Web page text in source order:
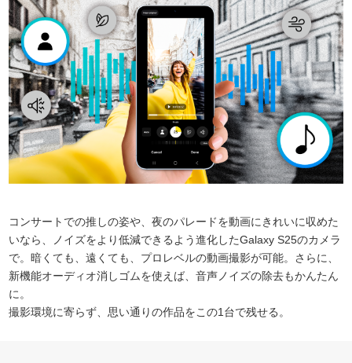
コンサートでの推しの姿や、夜のパレードを動画にきれいに収めた
いなら、ノイズをより低減できるよう進化したGalaxy S25のカメラ
で。暗くても、遠くても、プロレベルの動画撮影が可能。さらに、
新機能オーディオ消しゴムを使えば、音声ノイズの除去もかんたん
に。
撮影環境に寄らず、思い通りの作品をこの1台で残せる。